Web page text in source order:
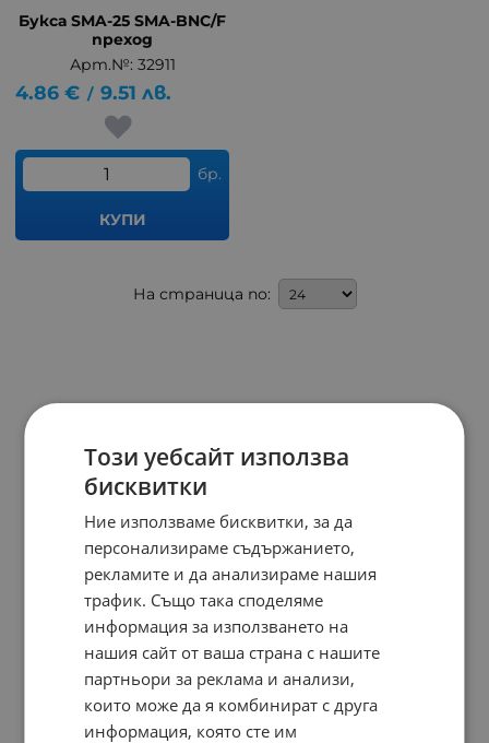
Букса SMA-25 SMA-BNC/F
преход
Арт.№: 32911
4.86 € / 9.51 лв.
бр.
КУПИ
На страница по:
Този уебсайт използва
бисквитки
Ние използваме бисквитки, за да
персонализираме съдържанието,
рекламите и да анализираме нашия
трафик. Също така споделяме
информация за използването на
нашия сайт от ваша страна с нашите
партньори за реклама и анализи,
които може да я комбинират с друга
информация, която сте им